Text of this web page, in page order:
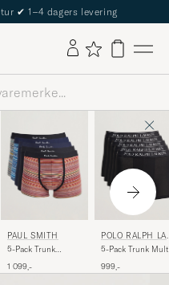
✔ 1–4 dagers levering
PAUL SMITH
5-Pack Trunk
1 099,-
POLO RALPH
REN
5-Pack Trunk
999,-